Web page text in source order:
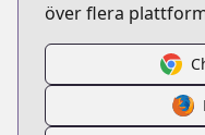
över flera